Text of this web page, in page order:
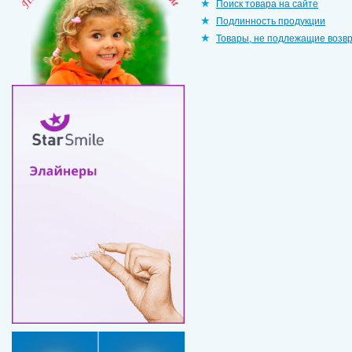
Поиск товара на сайте
Подлинность продукции
Товары, не подлежащие